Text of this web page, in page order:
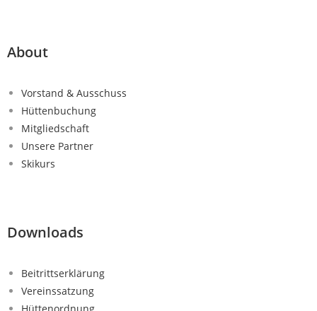
About
Vorstand & Ausschuss
Hüttenbuchung
Mitgliedschaft
Unsere Partner
Skikurs
Downloads
Beitrittserklärung
Vereinssatzung